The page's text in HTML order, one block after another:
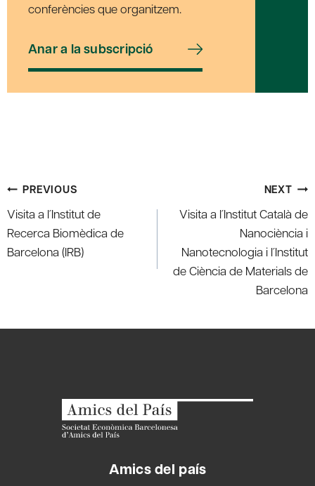
conferències que organitzem.
Anar a la subscripció
Post
navigation
PREVIOUS
Visita a l´Institut de
Recerca Biomèdica de
Barcelona (IRB)
NEXT
Visita a l´Institut Català de
Nanociència i
Nanotecnologia i l´Institut
de Ciència de Materials de
Barcelona
Amics del país